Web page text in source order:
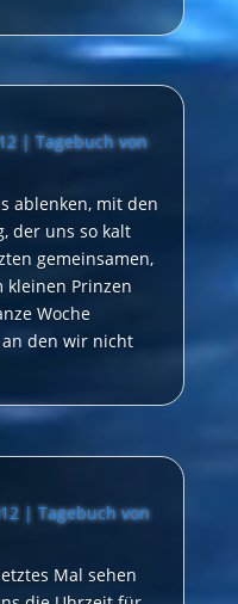
| Tagebuch von
ablenken, mit den
der uns so kalt
gemeinsamen,
kleinen Prinzen
Woche
den wir nicht
| Tagebuch von
Mal sehen